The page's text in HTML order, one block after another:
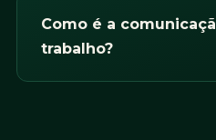
Como é a
trabalho?